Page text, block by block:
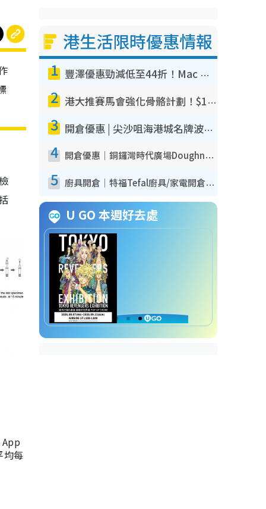
均每
港生活限時優惠情報
1 豐澤優惠勁減低至44折！Mac mini/iPhone17Pro大減價！廚房家電$220起
2 港大推賽馬會強化骨骼計劃！$100骨質密度X光檢查 完成免費運動訓練送超市禮券！附參加資格
3 開倉優惠 | 尖沙咀海港城名牌波鞋開倉低至1折！On鞋$899起／Joy&Peace鞋履$98起
4 開倉優惠｜銅鑼灣時代廣場Doughnut/Campo Marzio開倉低至1折！背囊、書包、手袋劈價$200起
5 廚具開倉｜特福Tefal廚具/家電開倉低至3折！$220起買平底鍋/炒鑊/湯煲！電飯煲/吸塵機/燙斗$418起
U GO 本週好去處